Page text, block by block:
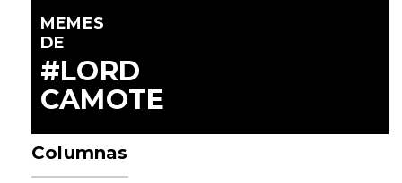
MEMES
DE
#LORD
CAMOTE
Columnas